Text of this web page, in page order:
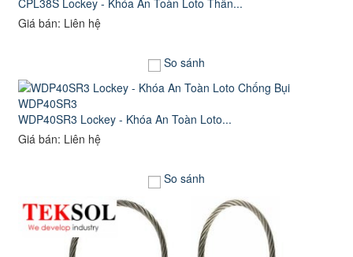
Giá bán: Liên hệ
So sánh
WDP40SR3 Lockey - Khóa An Toàn Loto...
Giá bán: Liên hệ
So sánh